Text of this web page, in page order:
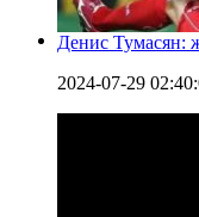
Денис Тумасян:
2024-07-29